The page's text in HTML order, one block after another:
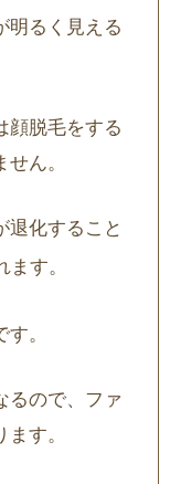
明るく見える
顔脱毛をする
ん。
退化すること
ます。
。
るので、ファ
す。